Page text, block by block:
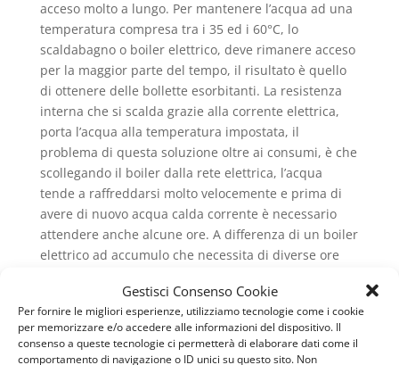
Gestisci Consenso Cookie
Per fornire le migliori esperienze, utilizziamo tecnologie come i cookie
per memorizzare e/o accedere alle informazioni del dispositivo. Il
consenso a queste tecnologie ci permetterà di elaborare dati come il
comportamento di navigazione o ID unici su questo sito. Non
acceso molto a lungo. Per mantenere l’acqua ad una
temperatura compresa tra i 35 ed i 60°C, lo
scaldabagno o boiler elettrico, deve rimanere acceso
per la maggior parte del tempo, il risultato è quello
di ottenere delle bollette esorbitanti. La resistenza
interna che si scalda grazie alla corrente elettrica,
porta l’acqua alla temperatura impostata, il
problema di questa soluzione oltre ai consumi, è che
scollegando il boiler dalla rete elettrica, l’acqua
tende a raffreddarsi molto velocemente e prima di
avere di nuovo acqua calda corrente è necessario
attendere anche alcune ore. A differenza di un boiler
elettrico ad accumulo che necessita di diverse ore
impostata, lo scaldabagno istantaneo elettrico,
intercetta lo scorrere dell’acqua e produce
istantaneamente acqua calda a fronte di un
consumo energetico non indifferente.